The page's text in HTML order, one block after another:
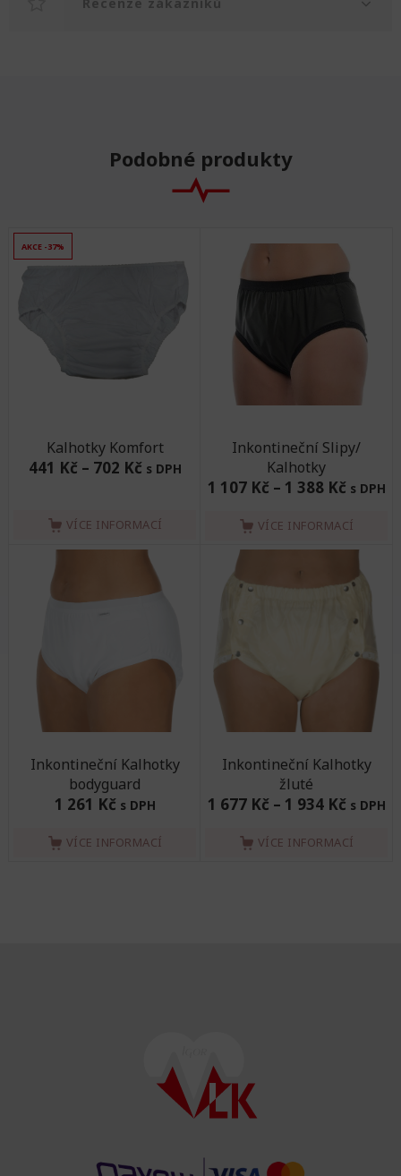
Podobné produkty
AKCE -37%
Kalhotky Komfort
441 Kč– 702 Kč s DPH
VÍCE INFORMACÍ
Inkontineční Slipy/
Kalhotky
1 107 Kč– 1 388 Kč s DPH
VÍCE INFORMACÍ
Inkontineční Kalhotky
bodyguard
1 261 Kč s DPH
VÍCE INFORMACÍ
Inkontineční Kalhotky
žluté
1 677 Kč– 1 934 Kč s DPH
VÍCE INFORMACÍ